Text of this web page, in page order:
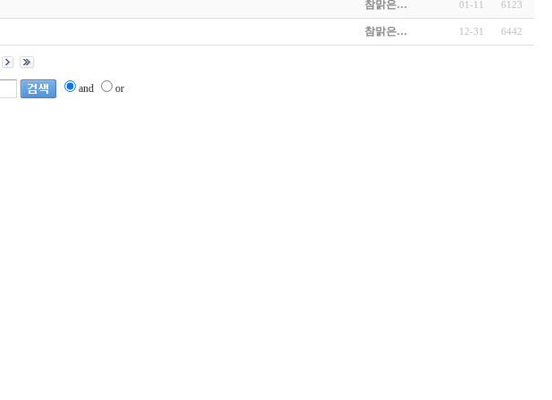
참맑은… 01-11 6123
참맑은… 12-31 6442
and or